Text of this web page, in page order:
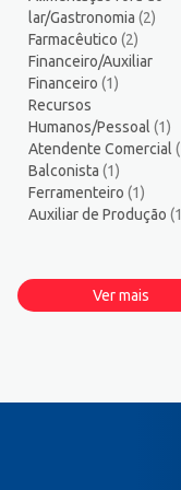
lar/Gastronomia(2)
Farmacêutico(2)
Financeiro/Auxiliar
Financeiro(1)
Recursos
Humanos/Pessoal(1)
Atendente Comercial
Balconista(1)
Ferramenteiro(1)
Auxiliar de Produção
Ver mais